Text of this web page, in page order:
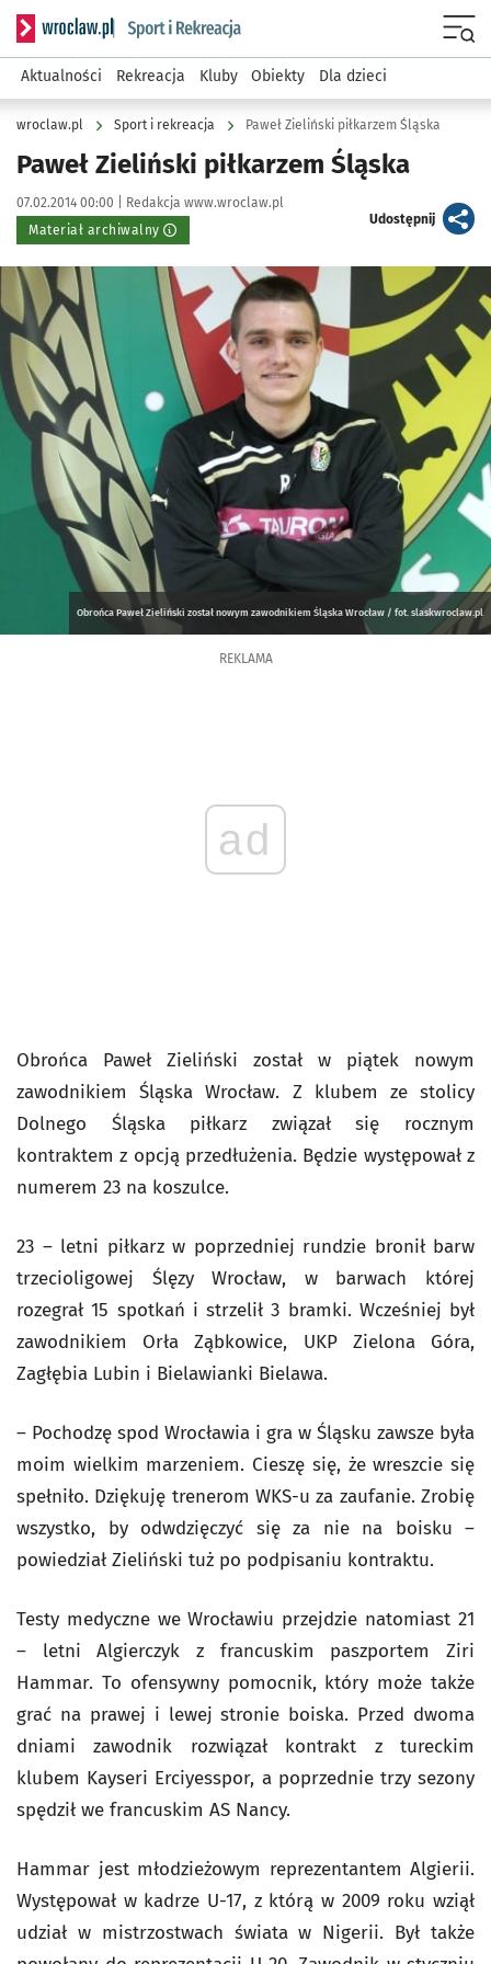
Serwis informacyjny wroclaw.pl podserwis: Sport i rekreacja
Aktualności Rekreacja Kluby Obiekty Dla dzieci
wroclaw.pl Sport i rekreacja Paweł Zieliński piłkarzem Śląska
Paweł Zieliński piłkarzem Śląska
Data publikacji:
07.02.2014 00:00 | Autor:
Redakcja www.wroclaw.pl
Materiał archiwalny
Udostępnijartykuł
Kliknij, aby powiększyć
Obrońca Paweł Zieliński został nowym zawodnikiem Śląska Wrocław / fot. slaskwroclaw.pl
REKLAMA
ad
Obrońca Paweł Zieliński został w piątek nowym
zawodnikiem Śląska Wrocław. Z klubem ze stolicy
Dolnego Śląska piłkarz związał się rocznym
kontraktem z opcją przedłużenia. Będzie występował z
numerem 23 na koszulce.
23 – letni piłkarz w poprzedniej rundzie bronił barw
trzecioligowej Ślęzy Wrocław, w barwach której
rozegrał 15 spotkań i strzelił 3 bramki. Wcześniej był
zawodnikiem Orła Ząbkowice, UKP Zielona Góra,
Zagłębia Lubin i Bielawianki Bielawa.
– Pochodzę spod Wrocławia i gra w Śląsku zawsze była
moim wielkim marzeniem. Cieszę się, że wreszcie się
spełniło. Dziękuję trenerom WKS-u za zaufanie. Zrobię
wszystko, by odwdzięczyć się za nie na boisku –
powiedział Zieliński tuż po podpisaniu kontraktu.
Testy medyczne we Wrocławiu przejdzie natomiast 21
– letni Algierczyk z francuskim paszportem Ziri
Hammar. To ofensywny pomocnik, który może także
grać na prawej i lewej stronie boiska. Przed dwoma
dniami zawodnik rozwiązał kontrakt z tureckim
klubem Kayseri Erciyesspor, a poprzednie trzy sezony
spędził we francuskim AS Nancy.
Hammar jest młodzieżowym reprezentantem Algierii.
Występował w kadrze U-17, z którą w 2009 roku wziął
udział w mistrzostwach świata w Nigerii. Był także